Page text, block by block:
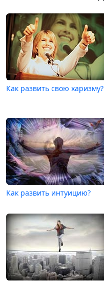
Как развить свою харизму?
Как развить интуицию?